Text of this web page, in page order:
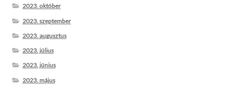
2023. október
2023. szeptember
2023. augusztus
2023. július
2023. június
2023. május